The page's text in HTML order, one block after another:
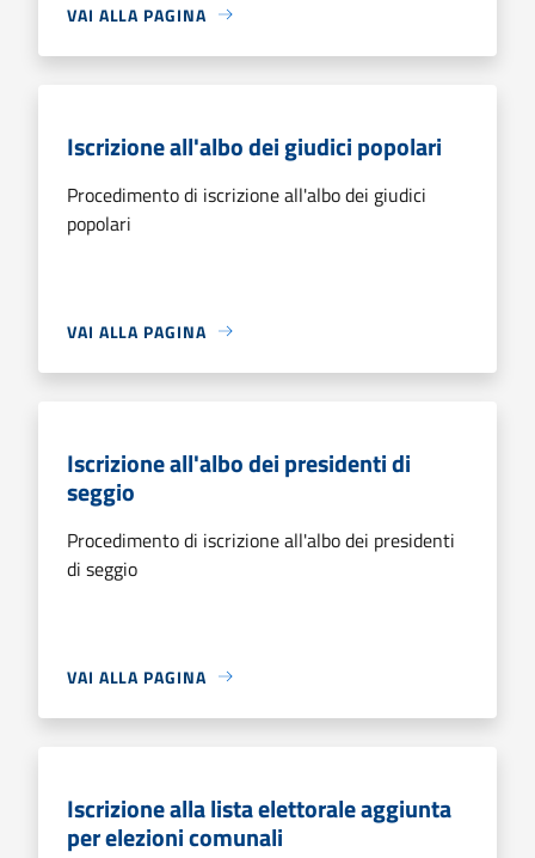
VAI ALLA PAGINA
Iscrizione all'albo dei giudici popolari
Procedimento di iscrizione all'albo dei giudici
popolari
VAI ALLA PAGINA
Iscrizione all'albo dei presidenti di
seggio
Procedimento di iscrizione all'albo dei presidenti
di seggio
VAI ALLA PAGINA
Iscrizione alla lista elettorale aggiunta
per elezioni comunali